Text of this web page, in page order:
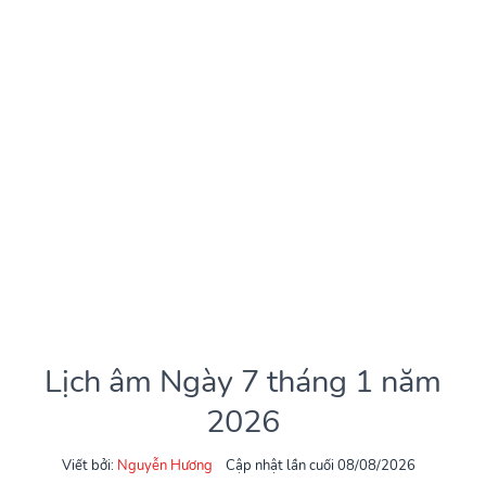
Lịch âm Ngày 7 tháng 1 năm
2026
Viết bởi: Nguyễn Hương
Cập nhật lần cuối 08/08/2026